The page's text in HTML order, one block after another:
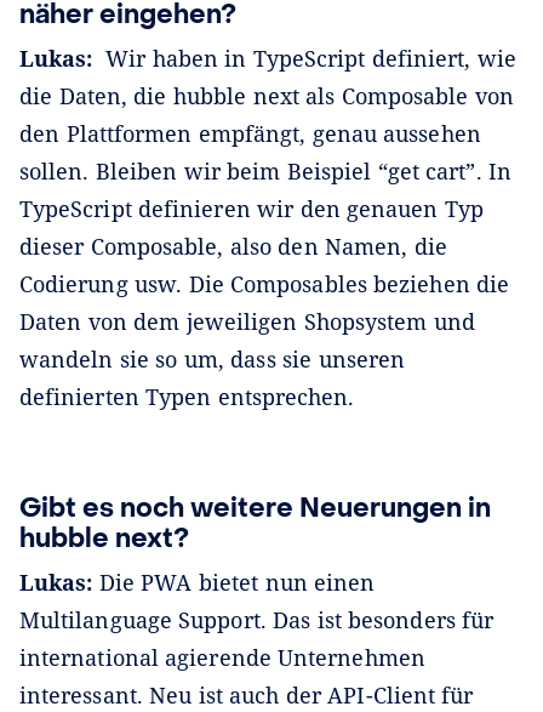
näher eingehen?
Lukas: Wir haben in TypeScript definiert, wie
die Daten, die hubble next als Composable von
den Plattformen empfängt, genau aussehen
sollen. Bleiben wir beim Beispiel “get cart”. In
TypeScript definieren wir den genauen Typ
dieser Composable, also den Namen, die
Codierung usw. Die Composables beziehen die
Daten von dem jeweiligen Shopsystem und
wandeln sie so um, dass sie unseren
definierten Typen entsprechen.
Gibt es noch weitere Neuerungen in
hubble next?
Lukas: Die PWA bietet nun einen
Multilanguage Support. Das ist besonders für
international agierende Unternehmen
interessant. Neu ist auch der API-Client für